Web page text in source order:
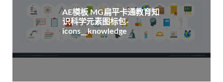
AE模板 MG扁平卡通教育知
识科学元素图标包-
icons__knowledge